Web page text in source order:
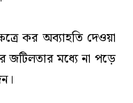
কর অব্যাহতি দেওয়া
মধ্যে না পড়ে